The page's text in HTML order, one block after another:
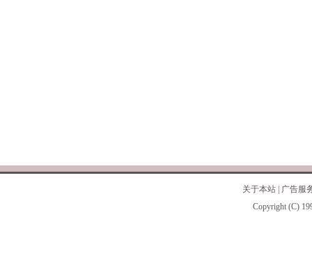
关于本站
广告服
Copyright (C)